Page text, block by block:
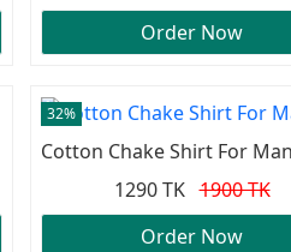
Order Now
32%
Cotton Chake Shirt For Man
1290 TK 1900 TK
Order Now